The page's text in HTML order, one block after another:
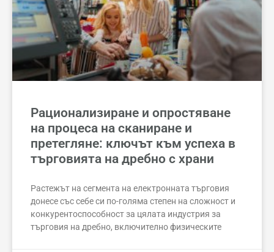
Рационализиране и опростяване
на процеса на сканиране и
претегляне: ключът към успеха в
търговията на дребно с храни
Растежът на сегмента на електронната търговия
донесе със себе си по-голяма степен на сложност и
конкурентоспособност за цялата индустрия за
търговия на дребно, включително физическите